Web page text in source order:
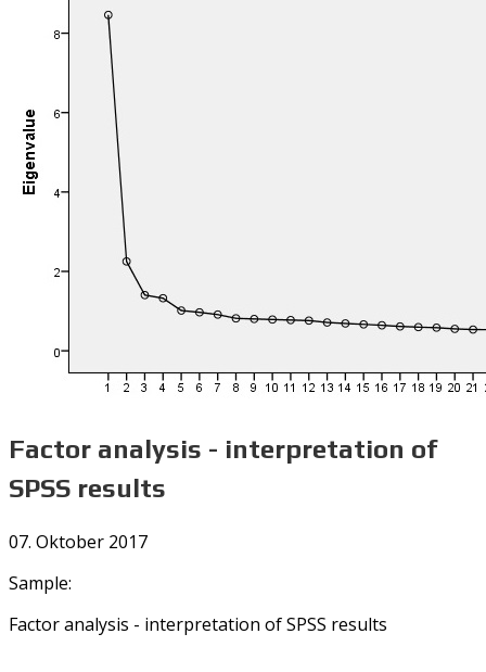
Factor analysis - interpretation of
SPSS results
07. Oktober 2017
Sample:
Factor analysis - interpretation of SPSS results